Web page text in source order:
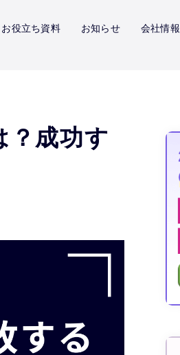
お役立ち資料 お知らせ 会社情報
成功す